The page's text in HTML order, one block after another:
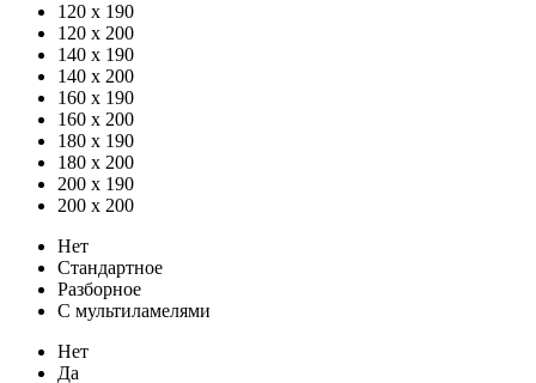
120 х 190
120 x 200
140 x 190
140 x 200
160 x 190
160 x 200
180 x 190
180 x 200
200 x 190
200 x 200
Нет
Стандартное
Разборное
С мультиламелями
Нет
Да